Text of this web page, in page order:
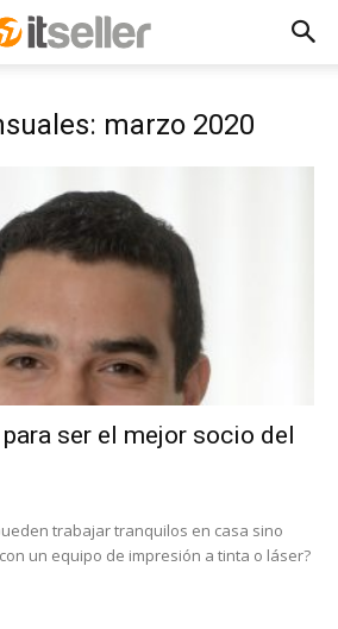
marzo 2020
ser el mejor socio del
trabajar tranquilos en casa sino
un equipo de impresión a tinta o láser?